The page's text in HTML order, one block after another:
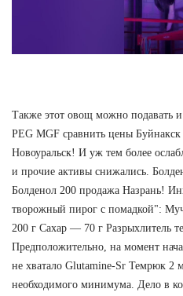
Также этот овощ можно подавать
PEG MGF сравнить цены
Новоуральск! И уж тем более
и прочие активы снижались.
Болденол 200 продажа Назрань!
творожный пирог с помадкой":
200 г Сахар — 70 г Разрыхлитель
Предположительно, на момент
не хватало Glutamine-Sr Темрюк 2
необходимого минимума. Дело в